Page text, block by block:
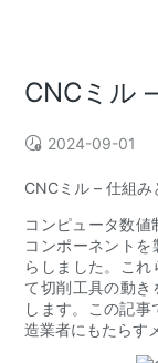
CNCミル
2024-09-01
CNCミル – 仕組み
コンピュータ数
コンポーネント
らしました。こ
て切削工具の動き
します。この記
造業者にもたらす